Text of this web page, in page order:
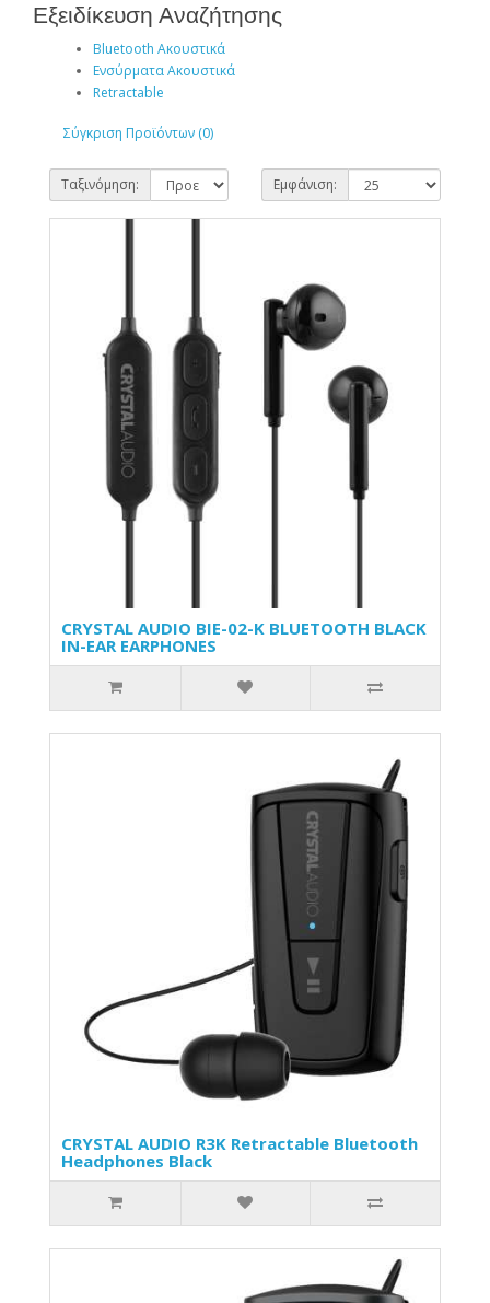
Εξειδίκευση Αναζήτησης
Bluetooth Ακουστικά
Ενσύρματα Ακουστικά
Retractable
Σύγκριση Προϊόντων (0)
Ταξινόμηση: Εμφάνιση:
CRYSTAL AUDIO BIE-02-K BLUETOOTH BLACK
IN-EAR EARPHONES
CRYSTAL AUDIO R3K Retractable Bluetooth
Headphones Black